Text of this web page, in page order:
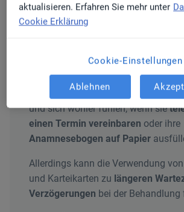
sie aufKarteikartenfest. Das mag
seine Vorteile haben. So spielt für
Cybersecurity keine Rolle.
Außerdem findet sie, dass sich ältere
Patient:innen mit neuen digitalen
und sich wohler fühlen, wenn sie
einen Termin vereinbaren oder ihre
Anamnesebogen auf Papier
Allerdings kann die Verwendung
und Karteikarten zu längeren
Verzögerungen bei der Behandlung
aktualisieren. Erfahren Sie mehr unter
Cookie Erklärung
Cookie-Einstellungen
Ablehnen